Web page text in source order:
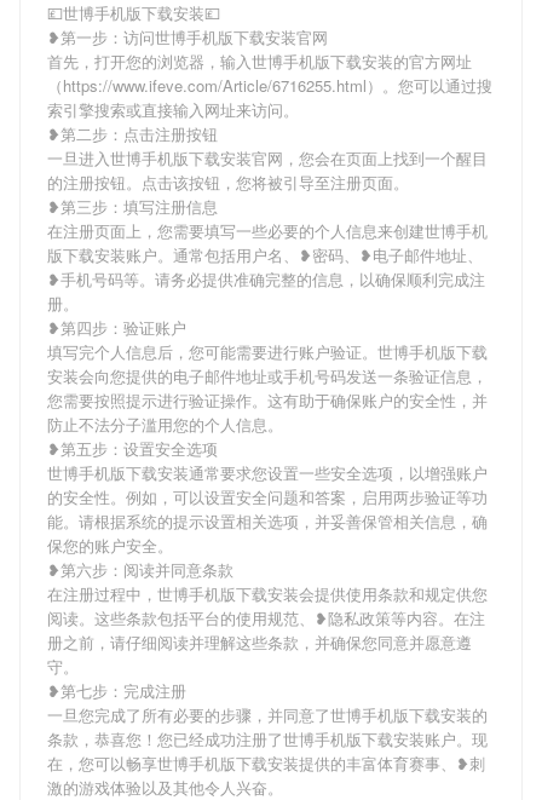
💷世博手机版下载安装💷
❥第一步：访问世博手机版下载安装官网
首先，打开您的浏览器，输入世博手机版下载安装的官方网址
（https://www.ifeve.com/Article/6716255.html）。您可以通过搜
索引擎搜索或直接输入网址来访问。
❥第二步：点击注册按钮
一旦进入世博手机版下载安装官网，您会在页面上找到一个醒目
的注册按钮。点击该按钮，您将被引导至注册页面。
❥第三步：填写注册信息
在注册页面上，您需要填写一些必要的个人信息来创建世博手机
版下载安装账户。通常包括用户名、❥密码、❥电子邮件地址、
❥手机号码等。请务必提供准确完整的信息，以确保顺利完成注
册。
❥第四步：验证账户
填写完个人信息后，您可能需要进行账户验证。世博手机版下载
安装会向您提供的电子邮件地址或手机号码发送一条验证信息，
您需要按照提示进行验证操作。这有助于确保账户的安全性，并
防止不法分子滥用您的个人信息。
❥第五步：设置安全选项
世博手机版下载安装通常要求您设置一些安全选项，以增强账户
的安全性。例如，可以设置安全问题和答案，启用两步验证等功
能。请根据系统的提示设置相关选项，并妥善保管相关信息，确
保您的账户安全。
❥第六步：阅读并同意条款
在注册过程中，世博手机版下载安装会提供使用条款和规定供您
阅读。这些条款包括平台的使用规范、❥隐私政策等内容。在注
册之前，请仔细阅读并理解这些条款，并确保您同意并愿意遵
守。
❥第七步：完成注册
一旦您完成了所有必要的步骤，并同意了世博手机版下载安装的
条款，恭喜您！您已经成功注册了世博手机版下载安装账户。现
在，您可以畅享世博手机版下载安装提供的丰富体育赛事、❥刺
激的游戏体验以及其他令人兴奋。